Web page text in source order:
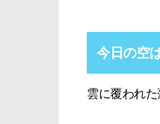
今日の空
雲に覆われた